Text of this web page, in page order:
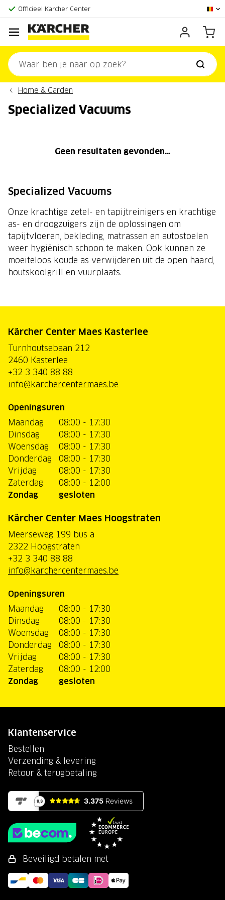
Officieel Kärcher Center
Klantenscore:9,3/10
Home & Garden
Specialized Vacuums
Geen resultaten gevonden…
Specialized Vacuums
Onze krachtige zetel- en tapijtreinigers en krachtige
as- en droogzuigers zijn de oplossingen om
tapijtvloeren, bekleding, matrassen en autostoelen
weer hygiënisch schoon te maken. Ook kunnen ze
moeiteloos koude as verwijderen uit de open haard,
houtskoolgrill en vuurplaats.
Kärcher Center Maes Kasterlee
Turnhoutsebaan 212
2460 Kasterlee
+32 3 340 88 88
info@karchercentermaes.be
Openingsuren
Maandag
08:00 - 17:30
Dinsdag
08:00 - 17:30
Woensdag
08:00 - 17:30
Donderdag
08:00 - 17:30
Vrijdag
08:00 - 17:30
Zaterdag
08:00 - 12:00
Zondag
gesloten
Kärcher Center Maes Hoogstraten
Meerseweg 199 bus a
2322 Hoogstraten
+32 3 340 88 88
info@karchercentermaes.be
Openingsuren
Maandag
08:00 - 17:30
Dinsdag
08:00 - 17:30
Woensdag
08:00 - 17:30
Donderdag
08:00 - 17:30
Vrijdag
08:00 - 17:30
Zaterdag
08:00 - 12:00
Zondag
gesloten
Klantenservice
Bestellen
Verzending & levering
Retour & terugbetaling
Beveiligd betalen met